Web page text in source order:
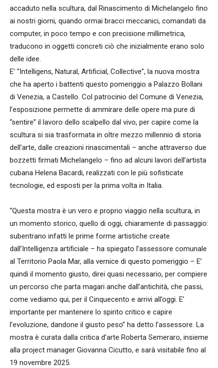
accaduto nella scultura, dal Rinascimento di Michelangelo fino
ai nostri giorni, quando ormai bracci meccanici, comandati da
computer, in poco tempo e con precisione millimetrica,
traducono in oggetti concreti ciò che inizialmente erano solo
delle idee.
E’ “Intelligens, Natural, Artificial, Collective”, la nuova mostra
che ha aperto i battenti questo pomeriggio a Palazzo Bollani
di Venezia, a Castello. Col patrocinio del Comune di Venezia,
l’esposizione permette di ammirare delle opere ma pure di
“sentire” il lavoro dello scalpello dal vivo, per capire come la
scultura si sia trasformata in oltre mezzo millennio di storia
dell’arte, dalle creazioni rinascimentali – anche attraverso due
bozzetti firmati Michelangelo – fino ad alcuni lavori dell’artista
cubana Helena Bacardi, realizzati con le più sofisticate
tecnologie, ed esposti per la prima volta in Italia.
“Questa mostra è un vero e proprio viaggio nella scultura, in
un momento storico, quello di oggi, chiaramente di passaggio:
subentrano infatti le prime forme artistiche create
dall’Intelligenza artificiale – ha spiegato l’assessore comunale
al Territorio Paola Mar, alla vernice di questo pomeriggio – E’
quindi il momento giusto, direi quasi necessario, per compiere
un percorso che parta magari anche dall’antichità, che passi,
come vediamo qui, per il Cinquecento e arrivi all’oggi. E’
importante per mantenere lo spirito critico e capire
l’evoluzione, dandone il giusto peso” ha detto l’assessore. La
mostra è curata dalla critica d’arte Roberta Semeraro, insieme
alla project manager Giovanna Cicutto, e sarà visitabile fino al
19 novembre 2025.